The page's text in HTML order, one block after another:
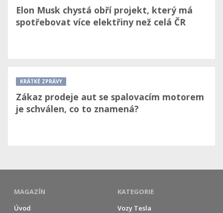
Elon Musk chystá obří projekt, který má
spotřebovat více elektřiny než celá ČR
Zákaz prodeje aut se spalovacím motorem
je schválen, co to znamená?
KRÁTKÉ ZPRÁVY
MAGAZÍN
Úvod
KATEGORIE
Vozy Tesla